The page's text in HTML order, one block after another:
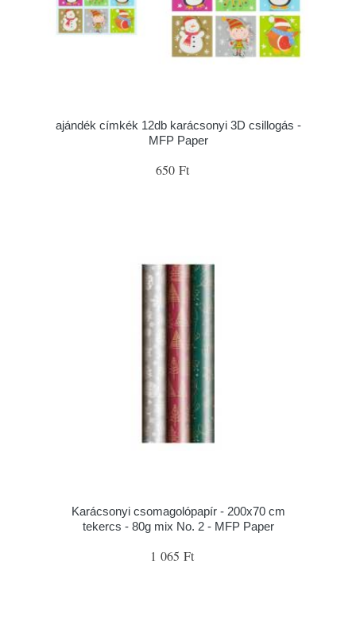
ajándék címkék 12db karácsonyi 3D csillogás -
MFP Paper
650 Ft
Karácsonyi csomagolópapír - 200x70 cm
tekercs - 80g mix No. 2 - MFP Paper
1 065 Ft